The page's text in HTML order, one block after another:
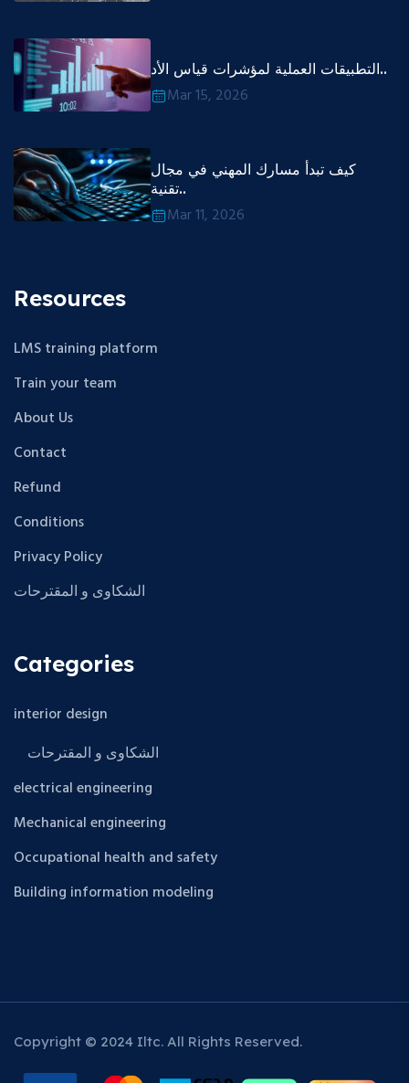
التطبيقات العملية لمؤشرات قياس الأد..
Mar 15, 2026
كيف تبدأ مسارك المهني في مجال
تقنية..
Mar 11, 2026
Resources
LMS training platform
Train your team
About Us
Contact
Refund
Conditions
Privacy Policy
الشكاوى و المقترحات
Categories
interior design
الشكاوى و المقترحات
electrical engineering
Mechanical engineering
Occupational health and safety
Building information modeling
Copyright © 2024 Iltc. All Rights Reserved.